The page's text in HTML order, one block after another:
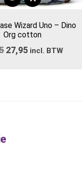
Wizard Uno – Dino
Org cotton
Oorspronkelijke
27,95Huidige
incl. BTW